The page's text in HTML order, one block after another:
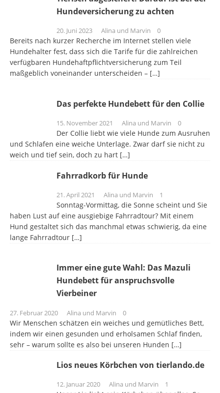
Hundeversicherung zu achten
20. Juni 2023 Alina und Marvin 0
Bereits nach kurzer Recherche im Internet stellen viele
Hundehalter fest, dass sich die Tarife für die zahlreichen
verfügbaren Hundehaftpflichtversicherung zum Teil
maßgeblich voneinander unterscheiden – […]
Das perfekte Hundebett für den Collie
15. November 2021 Alina und Marvin 0
Der Collie liebt wie viele Hunde zum Ausruhen
und Schlafen eine weiche Unterlage. Zwar darf sie nicht zu
weich und tief sein, doch zu hart […]
Fahrradkorb für Hunde
21. April 2021 Alina und Marvin 1
Sonntag-Vormittag, die Sonne scheint und Sie
haben Lust auf eine ausgiebige Fahrradtour? Mit einem
Hund gestaltet sich das manchmal etwas schwierig, da eine
lange Fahrradtour […]
Immer eine gute Wahl: Das Mazuli
Hundebett für anspruchsvolle
Vierbeiner
27. Februar 2020 Alina und Marvin 0
Wir Menschen schätzen ein weiches und gemütliches Bett,
indem wir einen gesunden und erholsamen Schlaf finden,
sehr – warum sollte es also bei unseren Hunden […]
Lios neues Körbchen von tierlando.de
12. Januar 2020 Alina und Marvin 1